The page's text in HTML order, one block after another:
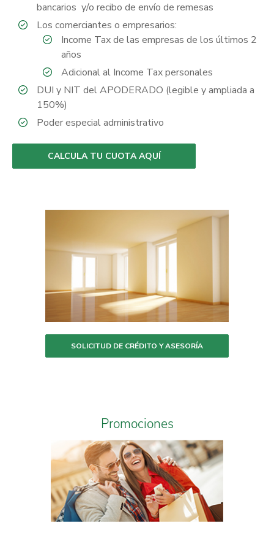
bancarios y/o recibo de envío de remesas
Los comerciantes o empresarios:
Income Tax de las empresas de los últimos 2
años
Adicional al Income Tax personales
DUI y NIT del APODERADO (legible y ampliada a
150%)
Poder especial administrativo
CALCULA TU CUOTA AQUÍ
SOLICITUD DE CRÉDITO Y ASESORÍA
Promociones